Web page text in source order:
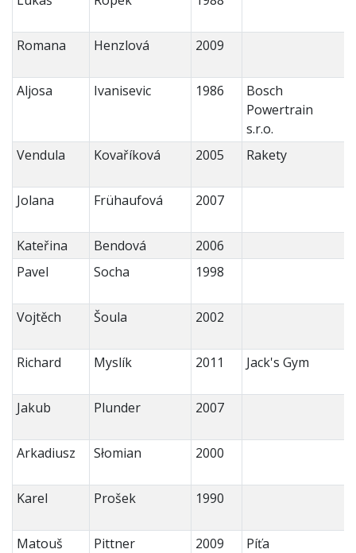
Romana Henzlová 2009
Aljosa Ivanisevic 1986
Bosch
Powertrain
s.r.o.
Vendula
Kovaříková 2005 Rakety
Jolana Frühaufová 2007
Kateřina Bendová
2006
Pavel
Socha 1998
Vojtěch Šoula 2002
Richard Myslík 2011 Jack's Gym
Jakub Plunder 2007
Arkadiusz Słomian 2000
Karel Prošek 1990
Matouš Pittner 2009 Píťa